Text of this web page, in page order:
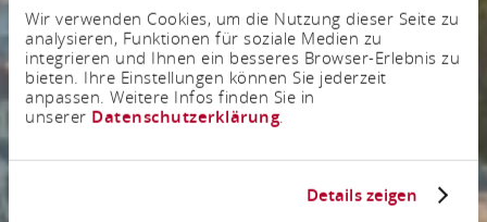
Wir verwenden Cookies, um die Nutzung dieser Seite zu
analysieren, Funktionen für soziale Medien zu
integrieren und Ihnen ein besseres Browser-Erlebnis zu
bieten. Ihre Einstellungen können Sie jederzeit
anpassen. Weitere Infos finden Sie in
unserer Datenschutzerklärung.
Details zeigen